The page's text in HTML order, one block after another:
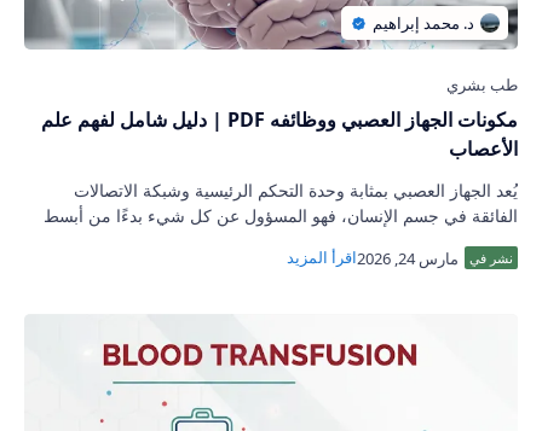
مكونات الجهاز العصبي ووظائفه PDF | دليل شامل لفهم علم
الأعصاب
يُعد الجهاز العصبي بمثابة وحدة التحكم الرئيسية وشبكة الاتصالات
الفائقة في جسم الإنسان، فهو المسؤول عن كل شيء بدءًا من أبسط
ردود الفعل الانعكاسية وصو…